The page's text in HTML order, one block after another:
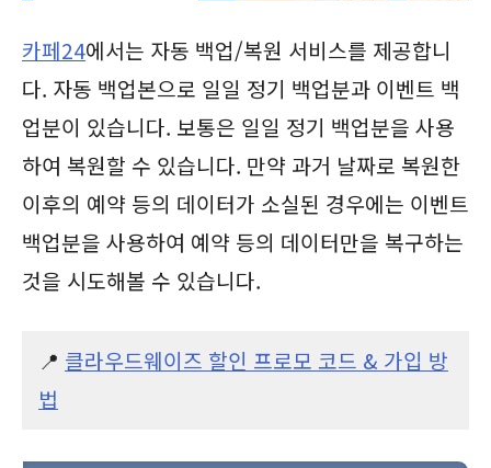
카페24에서는 자동 백업/복원 서비스를 제공합니
다. 자동 백업본으로 일일 정기 백업분과 이벤트 백
업분이 있습니다. 보통은 일일 정기 백업분을 사용
하여 복원할 수 있습니다. 만약 과거 날짜로 복원한
이후의 예약 등의 데이터가 소실된 경우에는 이벤트
백업분을 사용하여 예약 등의 데이터만을 복구하는
것을 시도해볼 수 있습니다.
📍 클라우드웨이즈 할인 프로모 코드 & 가입 방
법